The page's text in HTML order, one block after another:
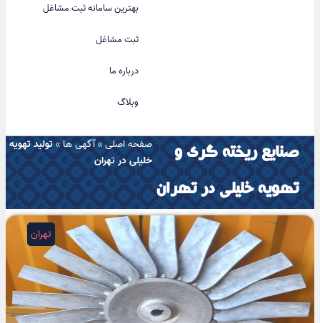
بهترین سامانه ثبت مشاغل
ثبت مشاغل
درباره ما
وبلاگ
صنایع ریخته گری و
تهویه خلیلی در تهران
صفحه اصلی»آگهی ها»تولید تهویه
خلیلی در تهران
تهران